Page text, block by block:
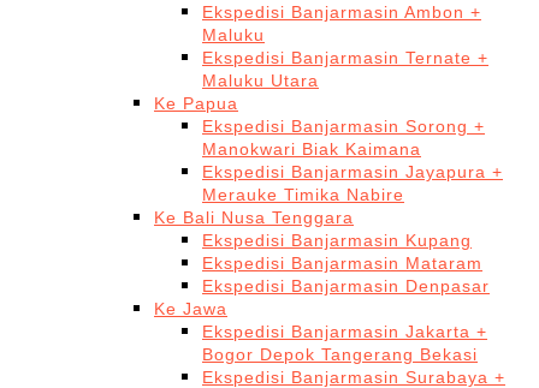
Ekspedisi Banjarmasin Ambon +
Maluku
Ekspedisi Banjarmasin Ternate +
Maluku Utara
Ke Papua
Ekspedisi Banjarmasin Sorong +
Manokwari Biak Kaimana
Ekspedisi Banjarmasin Jayapura +
Merauke Timika Nabire
Ke Bali Nusa Tenggara
Ekspedisi Banjarmasin Kupang
Ekspedisi Banjarmasin Mataram
Ekspedisi Banjarmasin Denpasar
Ke Jawa
Ekspedisi Banjarmasin Jakarta +
Bogor Depok Tangerang Bekasi
Ekspedisi Banjarmasin Surabaya +